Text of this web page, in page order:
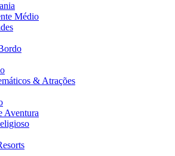
Médio
& Atrações
Aventura